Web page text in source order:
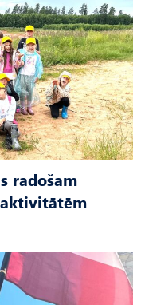
radošam